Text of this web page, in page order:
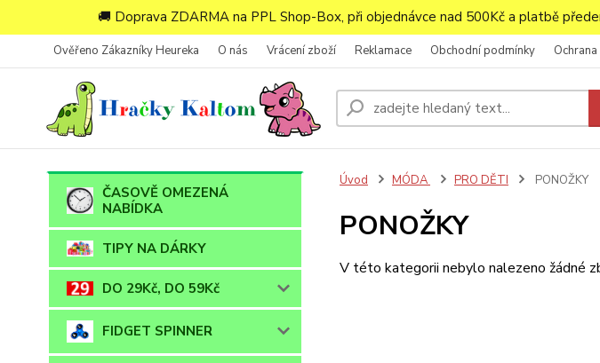
🚚 Doprava ZDARMA na PPL Shop-Box, při objednávce nad 500Kč a platbě
Ověřeno Zákazníky Heureka O nás Vrácení zboží Reklamace Obchodní podmínky
ČASOVĚ OMEZENÁ
NABÍDKA
TIPY NA DÁRKY
DO 29Kč, DO 59Kč
FIDGET SPINNER
Úvod MÓDA PRO DĚTI PONOŽKY
PONOŽKY
V této kategorii nebylo nalezeno žádné